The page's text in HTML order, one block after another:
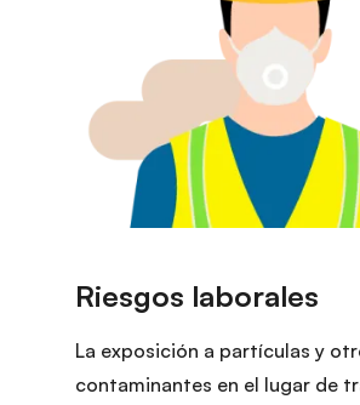
La exposición a partículas y
contaminantes en el lugar de